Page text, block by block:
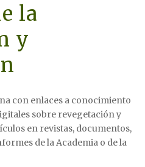
la
y
con enlaces a conocimiento
sobre revegetación y
en revistas, documentos,
de la Academia o de la